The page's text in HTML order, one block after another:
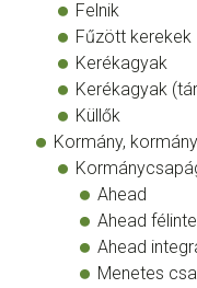
Felnik
Fűzött kerekek
Kerékagyak
Kerékagyak
Küllők
Kormány,
Ahead
Ahead
Ahead
Menetes